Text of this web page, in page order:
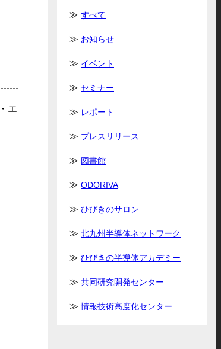
エ
すべて
お知らせ
イベント
セミナー
レポート
プレスリリース
図書館
ODORIVA
ひびきのサロン
北九州半導体ネットワーク
ひびきの半導体アカデミー
共同研究開発センター
情報技術高度化センター